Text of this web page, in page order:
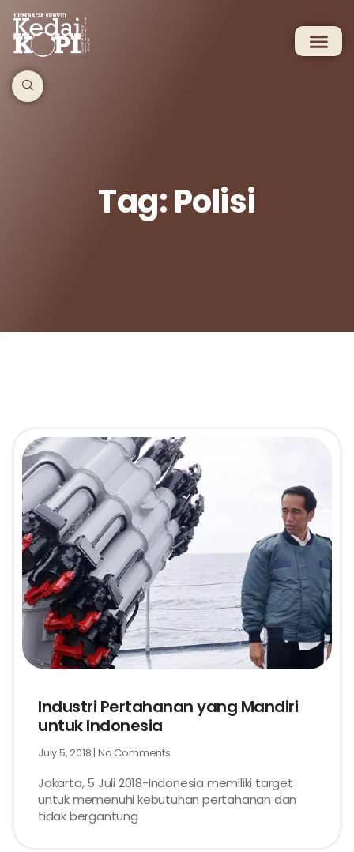
Tag: Polisi
Industri Pertahanan yang Mandiri
untuk Indonesia
July 5, 2018 No Comments
Jakarta, 5 Juli 2018-Indonesia memiliki target
untuk memenuhi kebutuhan pertahanan dan
tidak bergantung